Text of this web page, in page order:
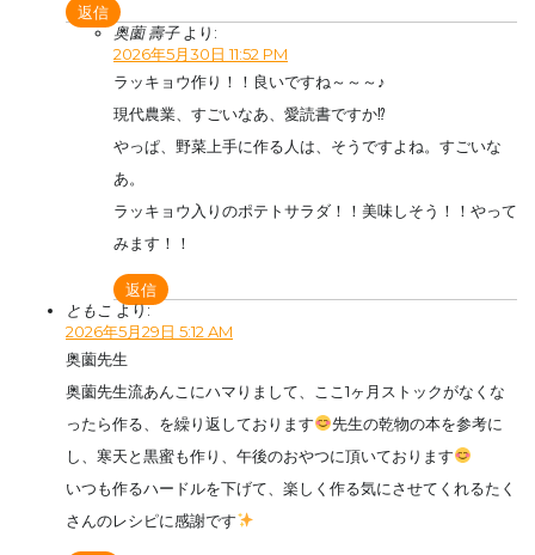
返信
奥薗 壽子 より:
2026年5月30日 11:52 PM
ラッキョウ作り！！良いですね～～～♪
現代農業、すごいなあ、愛読書ですか⁉
やっぱ、野菜上手に作る人は、そうですよね。すごいな
あ。
ラッキョウ入りのポテトサラダ！！美味しそう！！やって
みます！！
返信
ともこ より:
2026年5月29日 5:12 AM
奥薗先生
奥薗先生流あんこにハマりまして、ここ1ヶ月ストックがなくな
ったら作る、を繰り返しております
先生の乾物の本を参考に
し、寒天と黒蜜も作り、午後のおやつに頂いております
いつも作るハードルを下げて、楽しく作る気にさせてくれるたく
さんのレシピに感謝です